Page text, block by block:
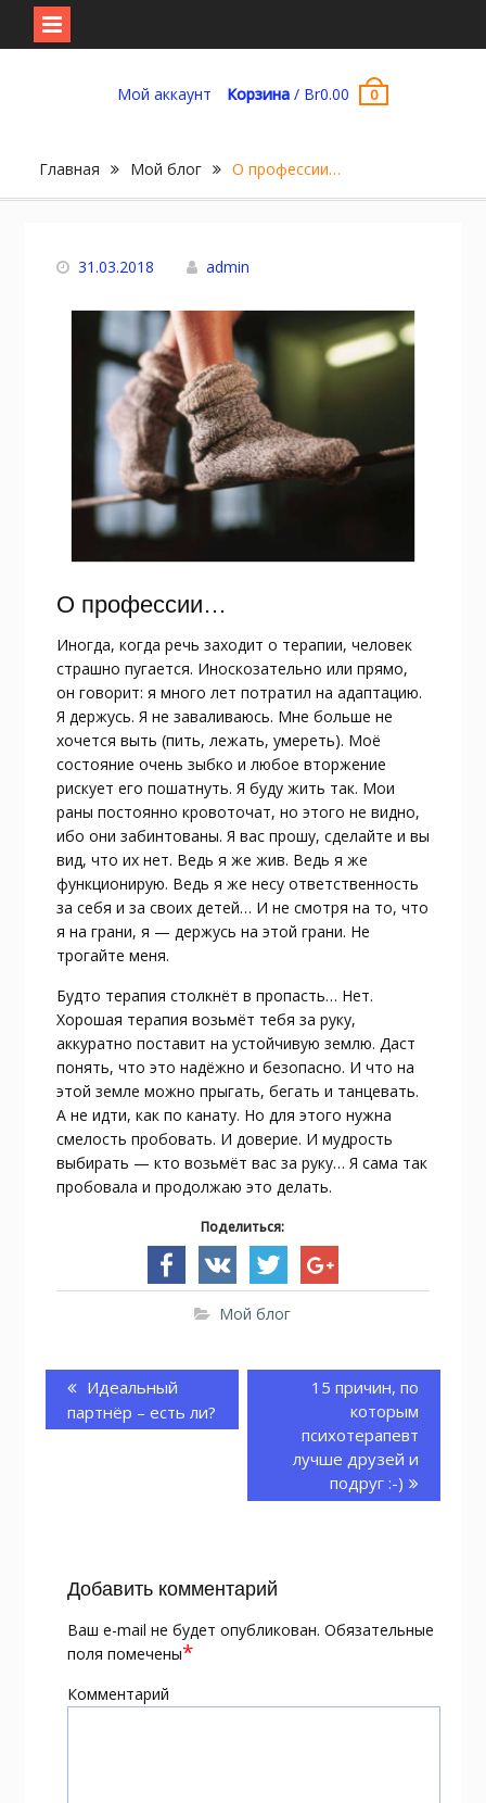
Мой аккаунт Корзина / Br0.00 0
Главная Мой блог О профессии…
31.03.2018 admin
О профессии…
Иногда, когда речь заходит о терапии, человек
страшно пугается. Иноскозательно или прямо,
он говорит: я много лет потратил на адаптацию.
Я держусь. Я не заваливаюсь. Мне больше не
хочется выть (пить, лежать, умереть). Моё
состояние очень зыбко и любое вторжение
рискует его пошатнуть. Я буду жить так. Мои
раны постоянно кровоточат, но этого не видно,
ибо они забинтованы. Я вас прошу, сделайте и вы
вид, что их нет. Ведь я же жив. Ведь я же
функционирую. Ведь я же несу ответственность
за себя и за своих детей… И не смотря на то, что
я на грани, я — держусь на этой грани. Не
трогайте меня.
Будто терапия столкнёт в пропасть… Нет.
Хорошая терапия возьмёт тебя за руку,
аккуратно поставит на устойчивую землю. Даст
понять, что это надёжно и безопасно. И что на
этой земле можно прыгать, бегать и танцевать.
А не идти, как по канату. Но для этого нужна
смелость пробовать. И доверие. И мудрость
выбирать — кто возьмёт вас за руку… Я сама так
пробовала и продолжаю это делать.
Поделиться:
Мой блог
по
записям
Предыдущая
запись:
Идеальный
партнёр – есть ли?
Следующая
запись:
15 причин, по
которым
психотерапевт
лучше друзей и
подруг :-)
Добавить комментарий
Ваш e-mail не будет опубликован. Обязательные
поля помечены*
Комментарий